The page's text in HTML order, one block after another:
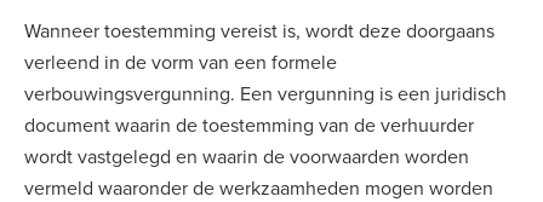
Wanneer toestemming vereist is, wordt deze doorgaans
verleend in de vorm van een formele
verbouwingsvergunning. Een vergunning is een juridisch
document waarin de toestemming van de verhuurder
wordt vastgelegd en waarin de voorwaarden worden
vermeld waaronder de werkzaamheden mogen worden